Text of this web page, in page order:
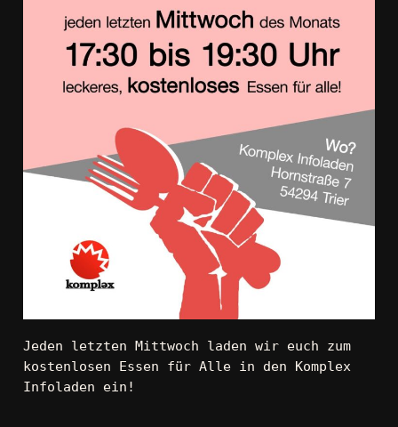
Jeden letzten Mittwoch laden wir euch zum
kostenlosen Essen für Alle in den Komplex
Infoladen ein!